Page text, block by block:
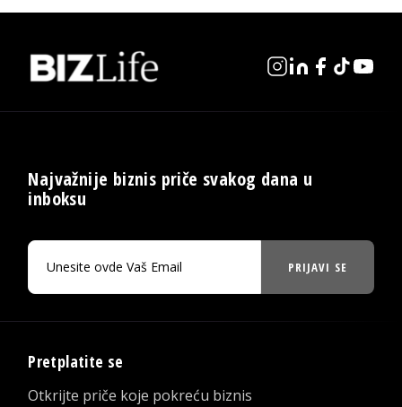
Najvažnije biznis priče svakog dana u
inboksu
PRIJAVI SE
Pretplatite se
Otkrijte priče koje pokreću biznis